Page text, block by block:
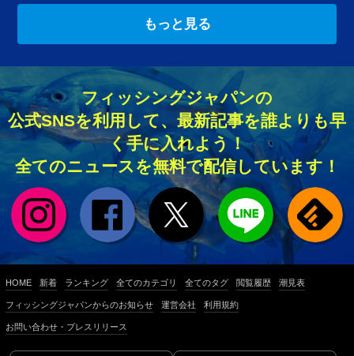
もっと見る
フィッシングジャパンの
公式SNSを利用して、最新記事を誰よりも早
く手に入れよう！
全てのニュースを無料で配信しています！
HOME 新着 ランキング 全てのカテゴリ 全てのタグ 閲覧履歴 潮見表
フィッシングジャパンからのお知らせ 運営会社 利用規約
お問い合わせ・プレスリリース